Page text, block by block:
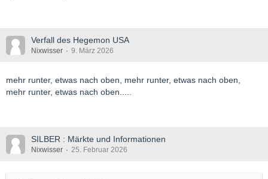
Verfall des Hegemon USA
Nixwisser 9. März 2026
mehr runter, etwas nach oben, mehr runter, etwas nach oben,
mehr runter, etwas nach oben.....
SILBER : Märkte und Informationen
Nixwisser 25. Februar 2026